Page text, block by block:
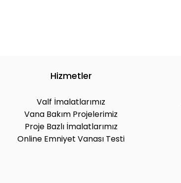
Hizmetler
Valf İmalatlarımız
Vana Bakım Projelerimiz
Proje Bazlı İmalatlarımız
Online Emniyet Vanası Testi